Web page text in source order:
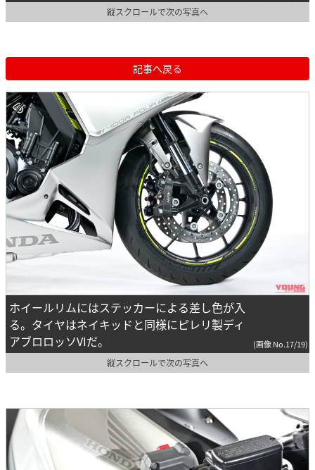
縦スクロールで次の写真へ
記事へ戻る
ホイールリムにはステッカーによる差し色が入
る。タイヤはネイキッドと同様にピレリ製ディ
アブロロッソVIだ。
(画像 No.17/19)
縦スクロールで次の写真へ